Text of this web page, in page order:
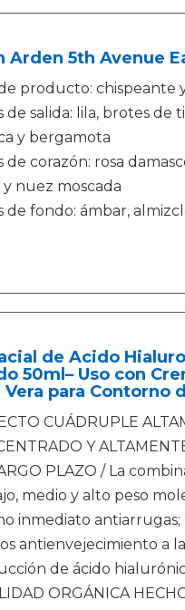
Arden 5th Avenue
producto: chispeante
de salida: lila, brotes de
y bergamota
de corazón: rosa
y nuez moscada
de fondo: ámbar,
de Acido
50ml– Uso con
Vera para Contorno
CUÁDRUPLE
Y
PLAZO / La
medio y alto peso
inmediato antiarrugas;
antienvejecimiento a
de ácido
ORGÁNICA